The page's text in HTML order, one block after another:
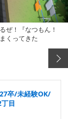
ぜ！『なつもん！
くってきた
卒/未経験OK/
目